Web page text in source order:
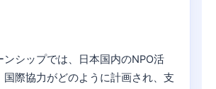
ンシップでは、日本国内のNPO活
国際協力がどのように計画され、支